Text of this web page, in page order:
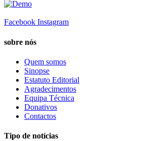
Facebook Instagram
sobre nós
Quem somos
Sinopse
Estatuto Editorial
Agradecimentos
Equipa Técnica
Donativos
Contactos
Tipo de notícias